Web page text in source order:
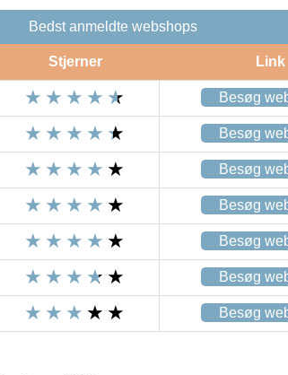
Bedst anmeldte webshops
Stjerner Link
Besøg
Besøg
Besøg
Besøg
Besøg
Besøg
Besøg